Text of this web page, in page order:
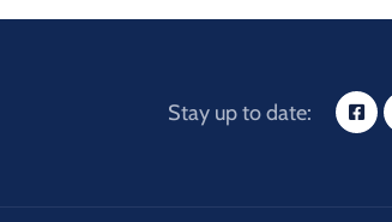
Stay up to date: